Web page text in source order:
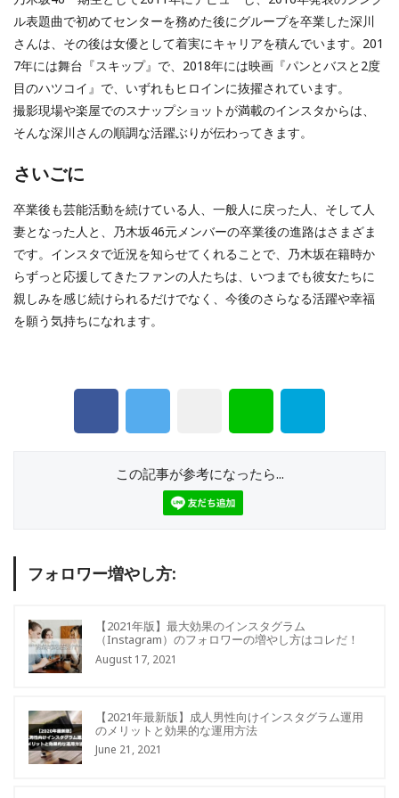
ル表題曲で初めてセンターを務めた後にグループを卒業した深川
さんは、その後は女優として着実にキャリアを積んでいます。201
7年には舞台『スキップ』で、2018年には映画『パンとバスと2度
目のハツコイ』で、いずれもヒロインに抜擢されています。
撮影現場や楽屋でのスナップショットが満載のインスタからは、
そんな深川さんの順調な活躍ぶりが伝わってきます。
さいごに
卒業後も芸能活動を続けている人、一般人に戻った人、そして人
妻となった人と、乃木坂46元メンバーの卒業後の進路はさまざま
です。インスタで近況を知らせてくれることで、乃木坂在籍時か
らずっと応援してきたファンの人たちは、いつまでも彼女たちに
親しみを感じ続けられるだけでなく、今後のさらなる活躍や幸福
を願う気持ちになれます。
この記事が参考になったら...
フォロワー増やし方:
【2021年版】最大効果のインスタグラム
（Instagram）のフォロワーの増やし方はコレだ！
August 17, 2021
【2021年最新版】成人男性向けインスタグラム運用
のメリットと効果的な運用方法
June 21, 2021